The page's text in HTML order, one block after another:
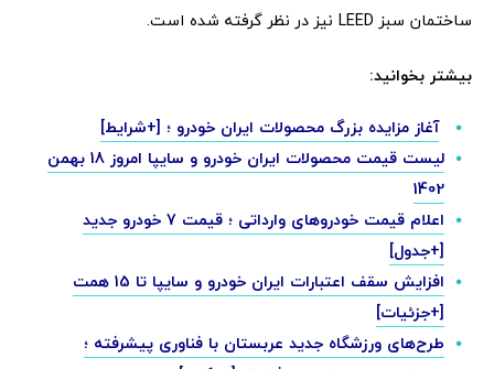
ساختمان سبز LEED نیز در نظر گرفته شده است.
بیشتر بخوانید:
آغاز مزایده بزرگ محصولات ایران خودرو ؛ [+شرایط]
لیست قیمت محصولات ایران خودرو و سایپا امروز 18 بهمن
1402
اعلام قیمت خودروهای وارداتی ؛ قیمت 7 خودرو جدید
[+جدول]
افزایش سقف اعتبارات ایران خودرو و سایپا تا 15 همت
[+جزئیات]
طرح‌های ورزشگاه جدید عربستان با فناوری پیشرفته ؛